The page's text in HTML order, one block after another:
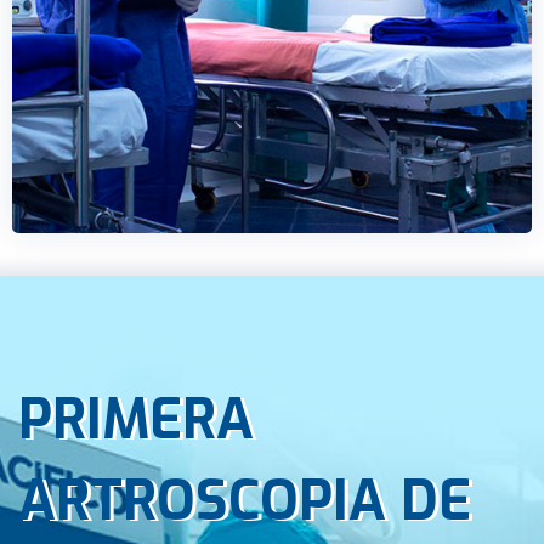
PRIMERA
ARTROSCOPIA DE